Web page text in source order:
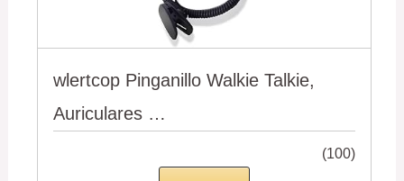
wlertcop Pinganillo Walkie Talkie,
Auriculares …
(100)